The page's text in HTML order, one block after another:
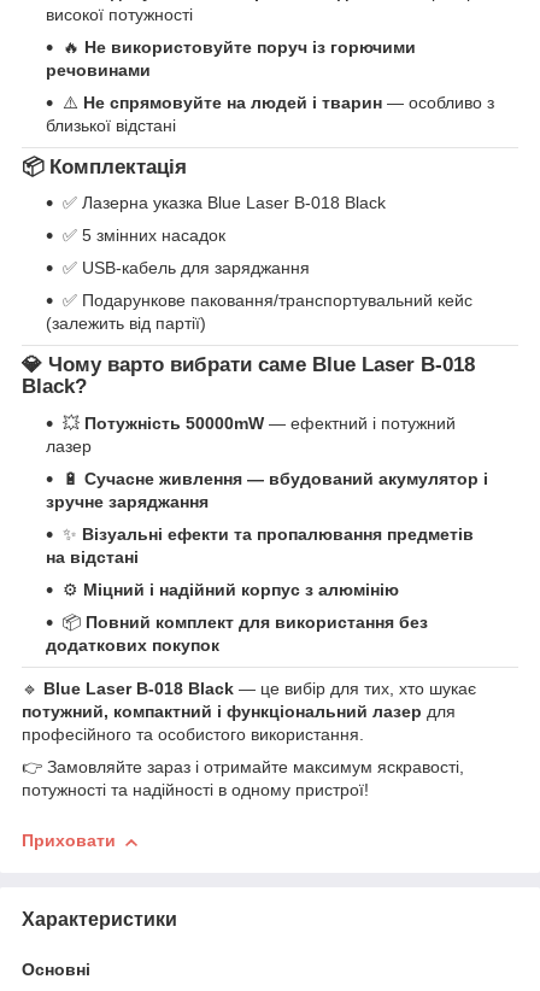
високої потужності
🔥 Не використовуйте поруч із горючими
речовинами
⚠️ Не спрямовуйте на людей і тварин — особливо з
близької відстані
📦 Комплектація
✅ Лазерна указка Blue Laser B-018 Black
✅ 5 змінних насадок
✅ USB-кабель для заряджання
✅ Подарункове паковання/транспортувальний кейс
(залежить від партії)
💎 Чому варто вибрати саме Blue Laser B-018
Black?
💥 Потужність 50000mW — ефектний і потужний
лазер
🔋 Сучасне живлення — вбудований акумулятор і
зручне заряджання
✨ Візуальні ефекти та пропалювання предметів
на відстані
⚙️ Міцний і надійний корпус з алюмінію
📦 Повний комплект для використання без
додаткових покупок
🔹 Blue Laser B-018 Black — це вибір для тих, хто шукає
потужний, компактний і функціональний лазер для
професійного та особистого використання.
👉 Замовляйте зараз і отримайте максимум яскравості,
потужності та надійності в одному пристрої!
Приховати
Характеристики
Основні